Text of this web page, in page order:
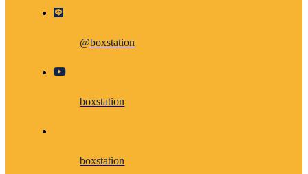
@boxstation
boxstation
boxstation